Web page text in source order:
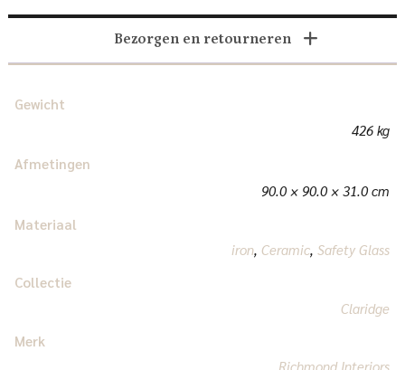
Bezorgen en retourneren
Gewicht
426 kg
Afmetingen
90.0 × 90.0 × 31.0 cm
Materiaal
iron, Ceramic,Safety Glass
Collectie
Claridge
Merk
Richmond Interiors